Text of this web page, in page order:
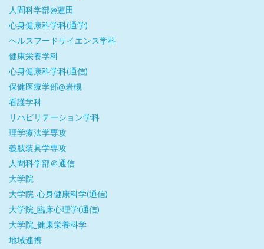
人間科学部@蓮田
心身健康科学科(通学)
ヘルスフードサイエンス学科
健康栄養学科
心身健康科学科(通信)
保健医療学部@岩槻
看護学科
リハビリテーション学科
理学療法学専攻
義肢装具学専攻
人間科学部＠通信
大学院
大学院_心身健康科学(通信)
大学院_臨床心理学(通信)
大学院_健康栄養科学
地域連携